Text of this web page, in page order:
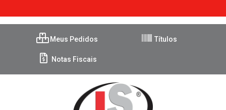
Meus Pedidos Títulos
Notas Fiscais